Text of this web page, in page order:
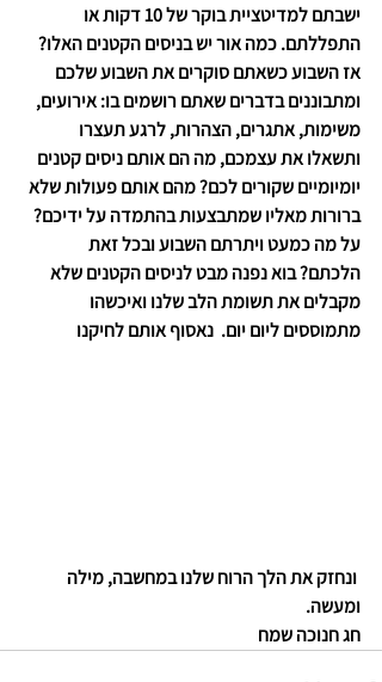
ישבתם למדיטציית בוקר של 10 דקות או
התפללתם. כמה אור יש בניסים הקטנים האלו?
אז השבוע כשאתם סוקרים את השבוע שלכם
ומתבוננים בדברים שאתם רושמים בו: אירועים,
משימות, אתגרים, הצהרות, לרגע תעצרו
ותשאלו את עצמכם, מה הם אותם ניסים קטנים
יומיומיים שקורים לכם? מהם אותם פעולות שלא
ברורות מאליו שמתבצעות בהתמדה על ידיכם?
על מה כמעט ויתרתם השבוע ובכל זאת
הלכתם? בוא נפנה מבט לניסים הקטנים שלא
מקבלים את תשומת הלב שלנו ואיכשהו
מתמוססים ליום יום.  נאסוף אותם לחיקנו
ונחזק את הלך הרוח שלנו במחשבה, מילה
ומעשה.
חג חנוכה שמח